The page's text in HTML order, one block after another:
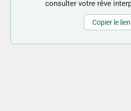
consulter votre rêve
Copier le lien